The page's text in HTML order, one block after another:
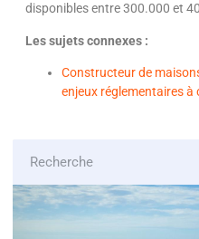
disponibles entre 300.000 et
Les sujets connexes :
Constructeur de
enjeux réglementaires à